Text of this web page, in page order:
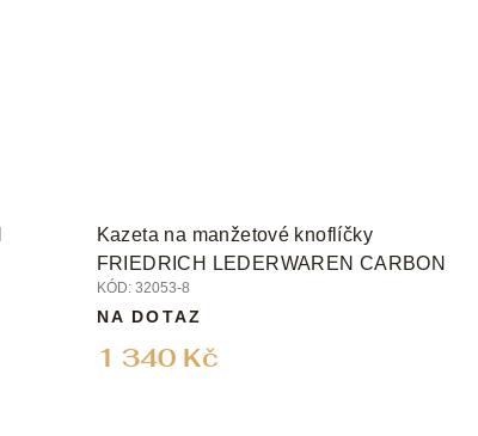
Kazeta na manžetové knoflíčky
FRIEDRICH LEDERWAREN CARBON
KÓD: 32053-8
1 340 Kč
NA DOTAZ